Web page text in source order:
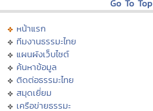
Go To Top
หน้าแรก
ทีมงานธรรมะไทย
แผนผังเว็บไซต์
ค้นหาข้อมูล
ติดต่อธรรมะไทย
สมุดเยี่ยม
เครือข่ายธรรมะ